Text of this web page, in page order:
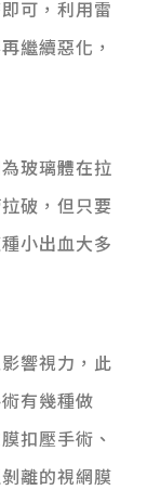
可，利用雷
繼續惡化，
玻璃體在拉
破，但只要
小出血大多
響視力，此
有幾種做
扣壓手術、
離的視網膜